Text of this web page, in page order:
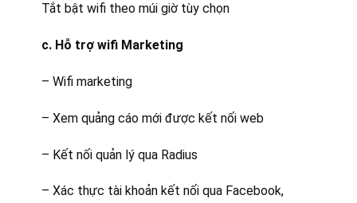
Tắt bật wifi theo múi giờ tùy chọn
c. Hỗ trợ wifi Marketing
– Wifi marketing
– Xem quảng cáo mới được kết nối web
– Kết nối quản lý qua Radius
– Xác thực tài khoản kết nối qua Facebook,